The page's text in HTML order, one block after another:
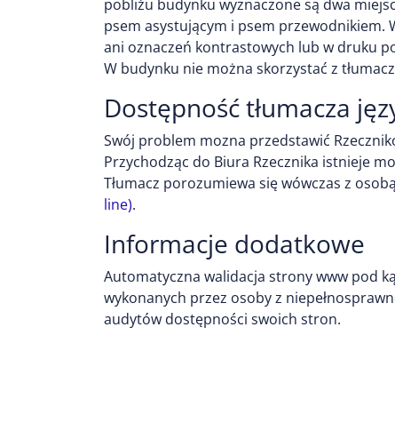
pobliżu budynku wyznaczone są dwa
psem asystującym i psem przewodnikiem.
ani oznaczeń kontrastowych lub w druku
W budynku nie można skorzystać z
Dostępność tłumacza
Swój problem mozna przedstawić
Przychodząc do Biura Rzecznika istnieje
Tłumacz porozumiewa się wówczas z
line).
Informacje dodatkowe
Automatyczna walidacja strony www pod
wykonanych przez osoby z
audytów dostępności swoich stron.